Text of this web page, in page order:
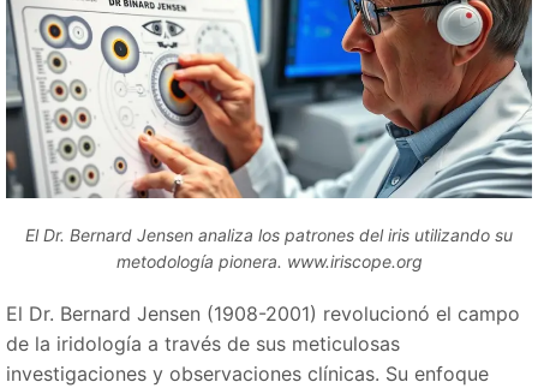
El Dr. Bernard Jensen analiza los patrones del iris utilizando su
metodología pionera. www.iriscope.org
El Dr. Bernard Jensen (1908-2001) revolucionó el campo
de la iridología a través de sus meticulosas
investigaciones y observaciones clínicas. Su enfoque